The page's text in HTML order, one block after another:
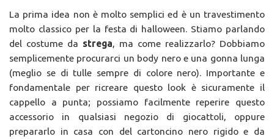
La prima idea non è molto semplici ed è un travestimento
molto classico per la festa di halloween. Stiamo parlando
del costume da strega, ma come realizzarlo? Dobbiamo
semplicemente procurarci un body nero e una gonna lunga
(meglio se di tulle sempre di colore nero). Importante e
fondamentale per ricreare questo look è sicuramente il
cappello a punta; possiamo facilmente reperire questo
accessorio in qualsiasi negozio di giocattoli, oppure
prepararlo in casa con del cartoncino nero rigido e da